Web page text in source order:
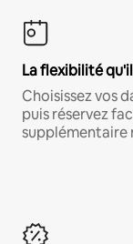
La flexibilité
Choisissez vos
puis réservez
supplémentaire